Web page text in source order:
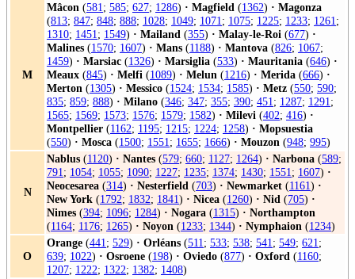
M
Mâcon (581; 585; 627; 1286) · Magfield (1362) · Magonza
(813; 847; 848; 888; 1028; 1049; 1071; 1075; 1225; 1233; 1261;
1310; 1451; 1549) · Mailand (355) · Malay-le-Roi (677) ·
Malines (1570; 1607) · Mans (1188) · Mantova (826; 1067;
1459) · Marsiac (1326) · Marsiglia (533) · Mauritania (646) ·
Meaux (845) · Melfi (1089) · Melun (1216) · Merida (666) ·
Merton (1305) · Messico (1524; 1534; 1585) · Metz (550; 590;
835; 859; 888) · Milano (346; 347; 355; 390; 451; 1287; 1291;
1565; 1569; 1573; 1576; 1579; 1582) · Milevi (402; 416) ·
Montpellier (1162; 1195; 1215; 1224; 1258) · Mopsuestia
(550) · Mosca (1500; 1551; 1655; 1666) · Mouzon (948; 995)
N
Nablus (1120) · Nantes (579; 660; 1127; 1264) · Narbona (589;
791; 1054; 1055; 1090; 1227; 1235; 1374; 1430; 1551; 1607) ·
Neocesarea (314) · Nesterfield (703) · Newmarket (1161) ·
New York (1792; 1832; 1841) · Nicea (1260) · Nid (705) ·
Nimes (394; 1096; 1284) · Nogara (1315) · Northampton
(1164; 1176; 1265) · Noyon (1233; 1344) · Nymphaion (1234)
O
Orange (441; 529) · Orléans (511; 533; 538; 541; 549; 621;
639; 1022) · Osroene (198) · Oviedo (877) · Oxford (1160;
1207; 1222; 1322; 1382; 1408)